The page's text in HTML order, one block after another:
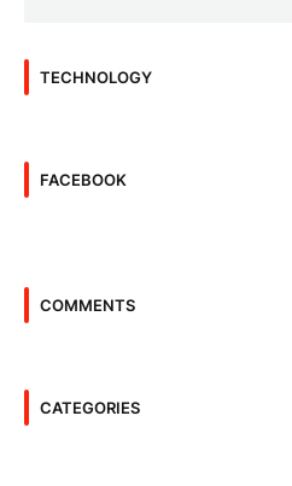
TECHNOLOGY
FACEBOOK
COMMENTS
CATEGORIES